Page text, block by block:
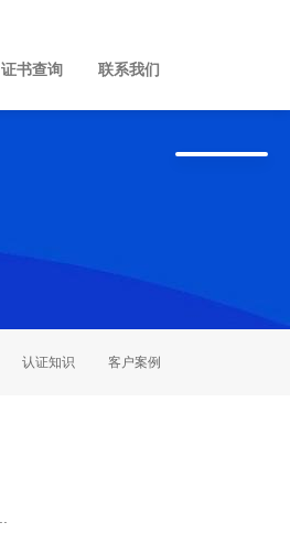
证书查询 联系我们
认证知识 客户案例